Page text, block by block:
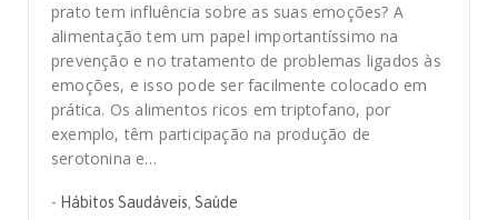
prato tem influência sobre as suas emoções? A
alimentação tem um papel importantíssimo na
prevenção e no tratamento de problemas ligados às
emoções, e isso pode ser facilmente colocado em
prática. Os alimentos ricos em triptofano, por
exemplo, têm participação na produção de
serotonina e…
- Hábitos Saudáveis, Saúde